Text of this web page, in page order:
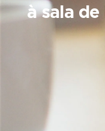
à sala de